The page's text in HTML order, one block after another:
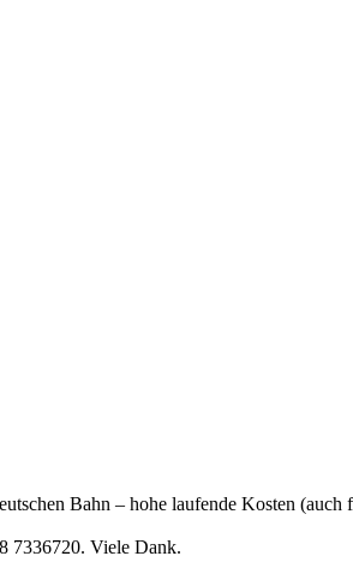
Bahn – hohe laufende Kosten
7336720. Viele Dank.